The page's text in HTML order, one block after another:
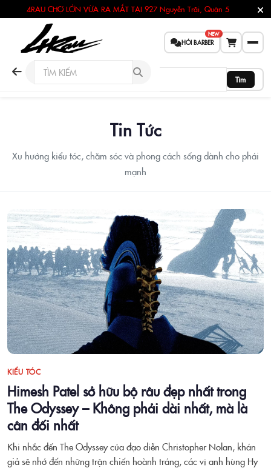
4RAU CHỢ LỚN VỪA RA MẮT TẠI 927 Nguyễn Trãi, Quận 5
HỎI BARBER
NEW
Tìm
Tin Tức
Xu hướng kiểu tóc, chăm sóc và phong cách sống dành cho phái
mạnh
KIỂU TÓC
Himesh Patel sở hữu bộ râu đẹp nhất trong
The Odyssey – Không phải dài nhất, mà là
cân đối nhất
Khi nhắc đến The Odyssey của đạo diễn Christopher Nolan, khán
giả sẽ nhớ đến những trận chiến hoành tráng, các vị anh hùng Hy